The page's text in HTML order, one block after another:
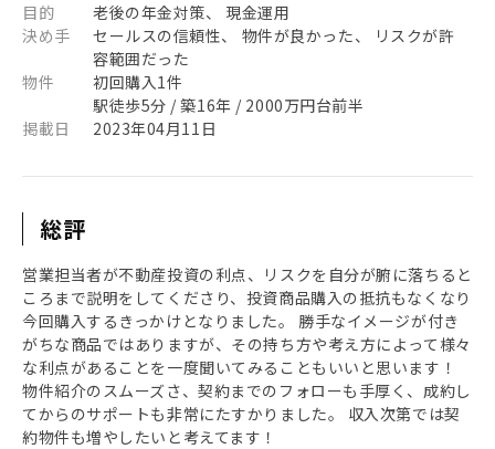
目的
老後の年金対策、 現金運用
決め手
セールスの信頼性、 物件が良かった、 リスクが許
容範囲だった
物件
初回購入1件
駅徒歩5分 / 築16年 / 2000万円台前半
掲載日
2023年04月11日
総評
営業担当者が不動産投資の利点、リスクを自分が腑に落ちると
ころまで説明をしてくださり、投資商品購入の抵抗もなくなり
今回購入するきっかけとなりました。 勝手なイメージが付き
がちな商品ではありますが、その持ち方や考え方によって様々
な利点があることを一度聞いてみることもいいと思います！
物件紹介のスムーズさ、契約までのフォローも手厚く、成約し
てからのサポートも非常にたすかりました。 収入次第では契
約物件も増やしたいと考えてます！